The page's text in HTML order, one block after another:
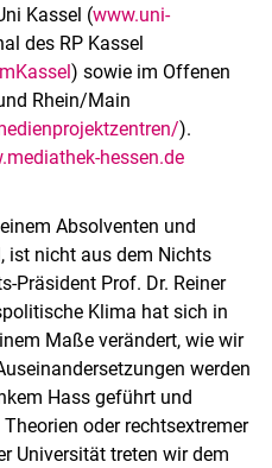
Kassel (www.uni-
des RP Kassel
) sowie im Offenen
Rhein/Main
).
hessen.de
Absolventen und
ist nicht aus dem Nichts
Präsident Prof. Dr. Reiner
Klima hat sich in
Maße verändert, wie wir
werden
Hass geführt und
oder rechtsextremer
Universität treten wir dem